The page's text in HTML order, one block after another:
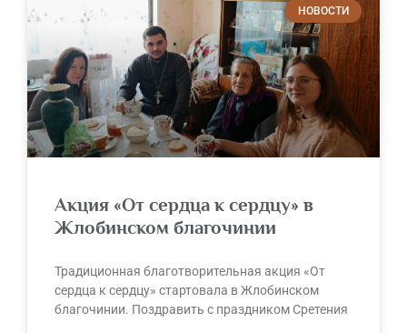
НОВОСТИ
Акция «От сердца к сердцу» в
Жлобинском благочинии
Традиционная благотворительная акция «От
сердца к сердцу» стартовала в Жлобинском
благочинии. Поздравить с праздником Сретения